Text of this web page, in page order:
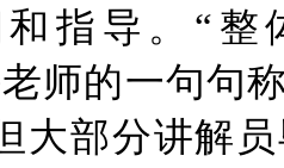
指导。“整
师的一句句
大部分讲解